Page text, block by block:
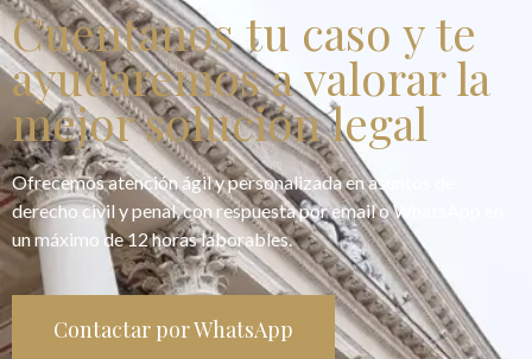
Cuentanos tu caso y te
ayudaremos a valorar la
mejor solución legal
Ofrecemos atención ágil y personalizada en asuntos de
derecho civil y penal, con respuesta por email o WhatsApp en
un máximo de 12 horas laborables.
Contactar por WhatsApp